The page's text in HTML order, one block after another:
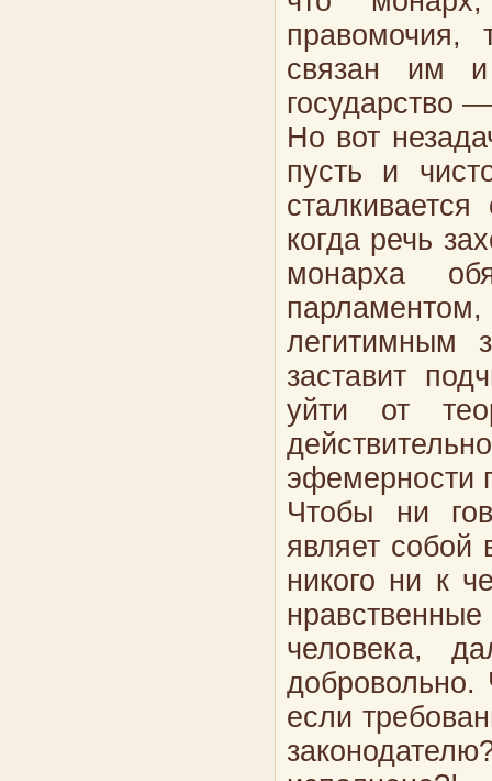
связан им и
государство
Но вот
пусть и
когда речь
монарха
легитимным
заставит
уйти от
эфемерности
Чтобы ни
являет собой
никого ни к
человека,
добровольно.
если